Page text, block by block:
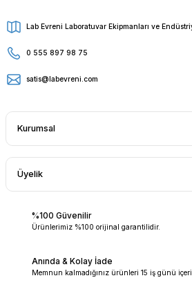
Lab Evreni Laboratuvar Ekipmanları ve
0 555 897 98 75
satis@labevreni.com
Kurumsal
Üyelik
%100 Güvenilir
Ürünlerimiz %100 orijinal garantilidir.
Anında & Kolay İade
Memnun kalmadığınız ürünleri 15 iş günü